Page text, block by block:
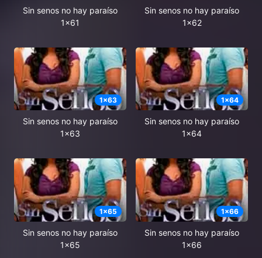
Sin senos no hay paraíso
1x61
Sin senos no hay paraíso
1x62
1x63
Sin senos no hay paraíso
1x63
1x64
Sin senos no hay paraíso
1x64
1x65
Sin senos no hay paraíso
1x65
1x66
Sin senos no hay paraíso
1x66